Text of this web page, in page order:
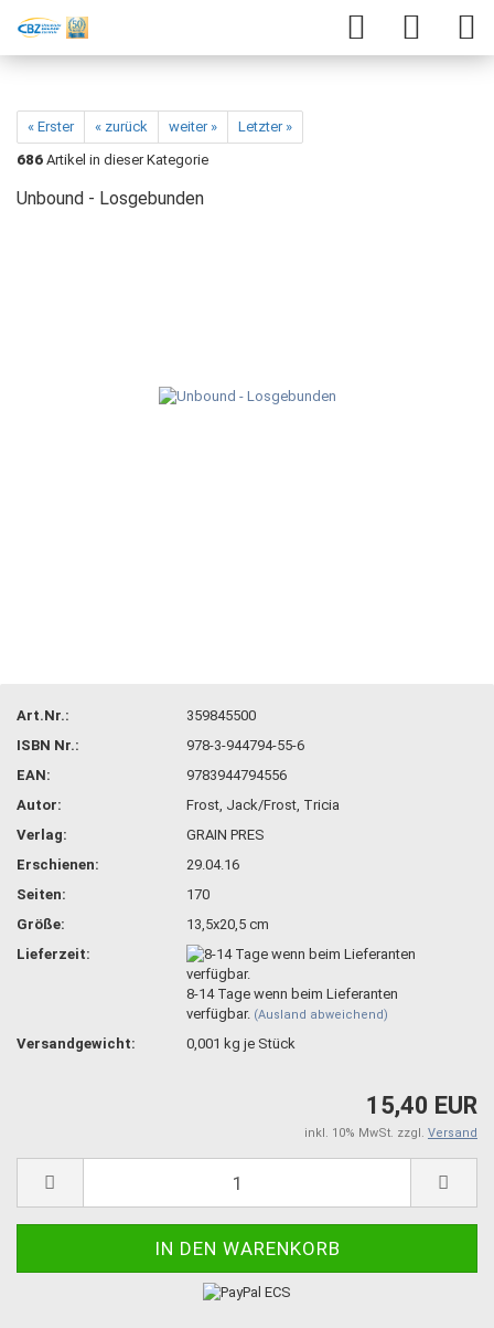
« Erster « zurück weiter »
Letzter »
686 Artikel in dieser Kategorie
Unbound - Losgebunden
Art.Nr.:
359845500
ISBN Nr.:
978-3-944794-55-6
EAN:
9783944794556
Autor:
Frost, Jack/Frost, Tricia
Verlag:
GRAIN PRES
Erschienen:
29.04.16
Seiten:
170
Größe:
13,5x20,5 cm
Lieferzeit:
8-14 Tage wenn beim Lieferanten
verfügbar. (Ausland abweichend)
Versandgewicht: 0,001 kg je Stück
15,40 EUR
inkl. 10% MwSt. zzgl. Versand